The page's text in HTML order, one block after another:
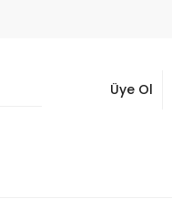
Üye Ol